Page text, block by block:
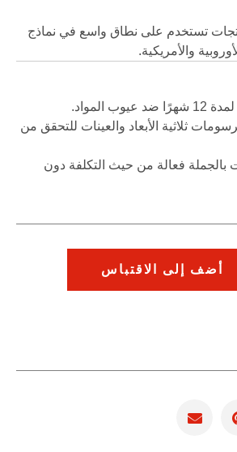
تستخدم على نطاق واسع في نماذج
والأمريكية.
عيوب المواد.
ثلاثية الأبعاد والعينات للتحقق من
بالجملة فعالة من حيث التكلفة دون
أضف إلى الاقتباس